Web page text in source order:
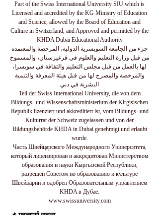
Part of the Swiss International University SIU which is
Licensed and accredited by the KG Ministry of Education
and Science, allowed by the Board of Education and
Culture in Switzerland, and Approved and permitted by the
KHDA Dubai Educational Authority
جزء من الجامعة السويسرية الدولية، المرخصة والمعتمدة
من قبل وزارة التعليم والعلوم في قرغيزستان، والمسموح
لها بالعمل من قبل مجلس التعليم والثقافة في سويسرا،
والمرخصة والمصرح لها من قبل هيئة المعرفة والتنمية
البشرية في دبي
Teil der Swiss International University, die von dem
Bildungs- und Wissenschaftsministerium der Kirgisischen
Republik lizenziert und akkreditiert ist, vom Bildungs- und
Kulturrat der Schweiz zugelassen und von der
Bildungsbehörde KHDA in Dubai genehmigt und erlaubt
wurde.
Часть Швейцарского Международного Университета,
который лицензирован и аккредитован Министерством
образования и науки Кыргызской Республики,
разрешен Советом по образованию и культуре
Швейцарии и одобрен Образовательным управлением
KHDA в Дубае.
www.swissuniversity.com